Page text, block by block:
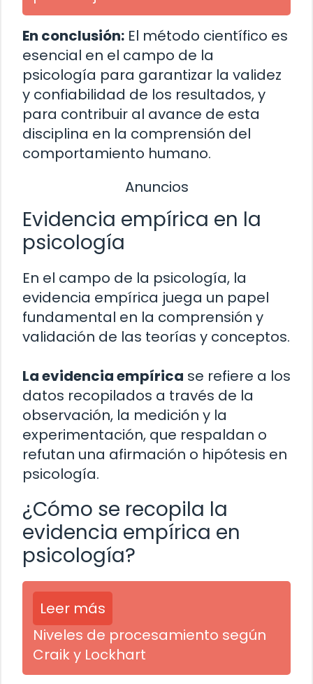
En conclusión: El método científico es
esencial en el campo de la
psicología para garantizar la validez
y confiabilidad de los resultados, y
para contribuir al avance de esta
disciplina en la comprensión del
comportamiento humano.
Anuncios
Evidencia empírica en la
psicología
En el campo de la psicología, la
evidencia empírica juega un papel
fundamental en la comprensión y
validación de las teorías y conceptos.
La evidencia empírica se refiere a los
datos recopilados a través de la
observación, la medición y la
experimentación, que respaldan o
refutan una afirmación o hipótesis en
psicología.
¿Cómo se recopila la
evidencia empírica en
psicología?
Leer más
Niveles de procesamiento según
Craik y Lockhart